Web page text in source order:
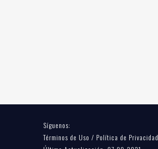
Síguenos:
Términos de Uso / Política de Privacidad